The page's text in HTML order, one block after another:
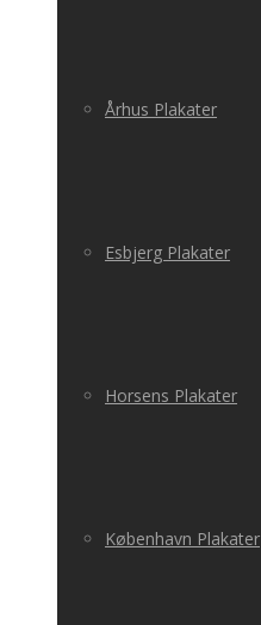
Århus Plakater
Esbjerg Plakater
Horsens Plakater
København Plakater